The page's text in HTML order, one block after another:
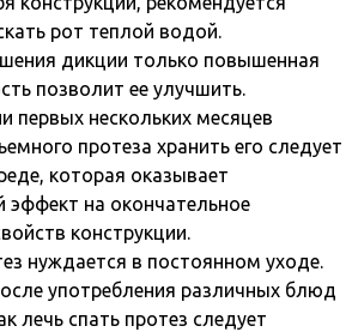
рот теплой водой.
дикции только повышенная
позволит ее улучшить.
первых нескольких месяцев
протеза хранить его следует
которая оказывает
эффект на окончательное
конструкции.
нуждается в постоянном уходе.
употребления различных блюд
лечь спать протез следует